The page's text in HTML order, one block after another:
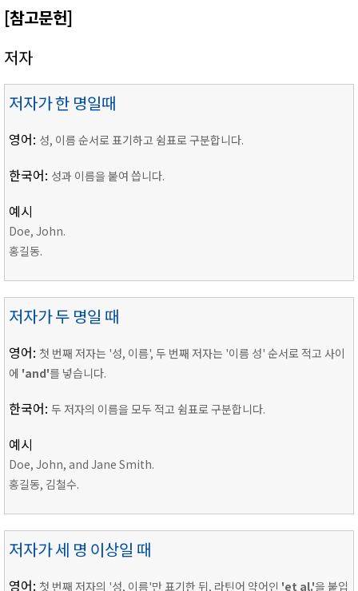
[참고문헌]
저자
저자가 한 명일때
영어: 성, 이름 순서로 표기하고 쉼표로 구분합니다.
한국어: 성과 이름을 붙여 씁니다.
예시
Doe, John.
홍길동.
저자가 두 명일 때
영어: 첫 번째 저자는 '성, 이름', 두 번째 저자는 '이름 성' 순서로 적고 사이
에 'and'를 넣습니다.
한국어: 두 저자의 이름을 모두 적고 쉼표로 구분합니다.
예시
Doe, John, and Jane Smith.
홍길동, 김철수.
저자가 세 명 이상일 때
영어: 첫 번째 저자의 '성, 이름'만 표기한 뒤, 라틴어 약어인 'et al.'을 붙입